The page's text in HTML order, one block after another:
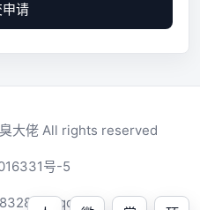
请
臭大佬 All rights reserved
号-5